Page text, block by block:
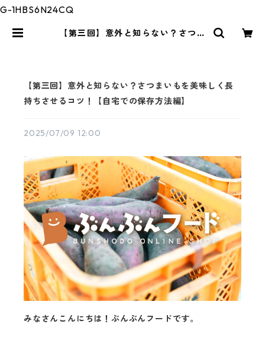
G-1HBS6N24CQ
【第三回】意外と知らない？さつま
【第三回】意外と知らない？さつまいもを美味しく長
持ちさせるコツ！【自宅での保存方法編】
2025/07/09 12:00
みなさんこんにちは！ぶんぶんフードです。